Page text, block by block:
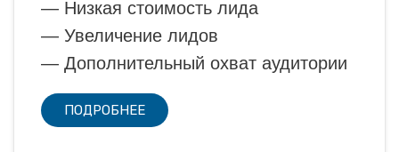
— Низкая стоимость лида
— Увеличение лидов
— Дополнительный охват аудитории
ПОДРОБНЕЕ